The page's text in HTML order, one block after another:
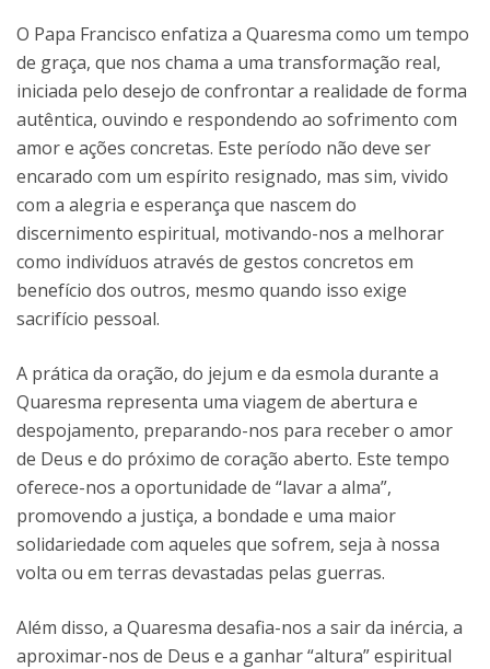
O Papa Francisco enfatiza a Quaresma como um tempo
de graça, que nos chama a uma transformação real,
iniciada pelo desejo de confrontar a realidade de forma
autêntica, ouvindo e respondendo ao sofrimento com
amor e ações concretas. Este período não deve ser
encarado com um espírito resignado, mas sim, vivido
com a alegria e esperança que nascem do
discernimento espiritual, motivando-nos a melhorar
como indivíduos através de gestos concretos em
benefício dos outros, mesmo quando isso exige
sacrifício pessoal.
A prática da oração, do jejum e da esmola durante a
Quaresma representa uma viagem de abertura e
despojamento, preparando-nos para receber o amor
de Deus e do próximo de coração aberto. Este tempo
oferece-nos a oportunidade de “lavar a alma”,
promovendo a justiça, a bondade e uma maior
solidariedade com aqueles que sofrem, seja à nossa
volta ou em terras devastadas pelas guerras.
Além disso, a Quaresma desafia-nos a sair da inércia, a
aproximar-nos de Deus e a ganhar “altura” espiritual